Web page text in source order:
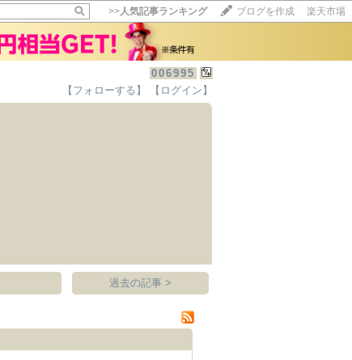
>>人気記事ランキング ブログを作成 楽天市場
006995
【フォローする】 【ログイン】
過去の記事 >